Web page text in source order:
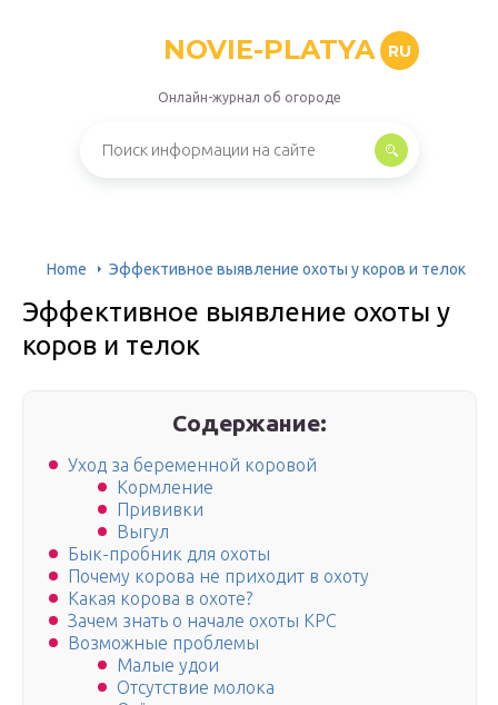
NOVIE-PLATYA RU
Онлайн-журнал об огороде
Home Эффективное выявление охоты у коров и телок
Эффективное выявление охоты у
коров и телок
Содержание:
Уход за беременной коровой
Кормление
Прививки
Выгул
Бык-пробник для охоты
Почему корова не приходит в охоту
Какая корова в охоте?
Зачем знать о начале охоты КРС
Возможные проблемы
Малые удои
Отсутствие молока